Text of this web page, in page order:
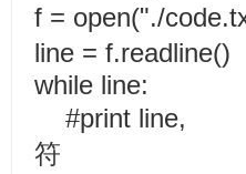
f = open("./
line =
while line:
#print line, #
符